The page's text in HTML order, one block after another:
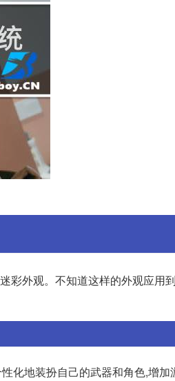
彩外观。不知道这样的外观应用
地装扮自己的武器和角色,增加